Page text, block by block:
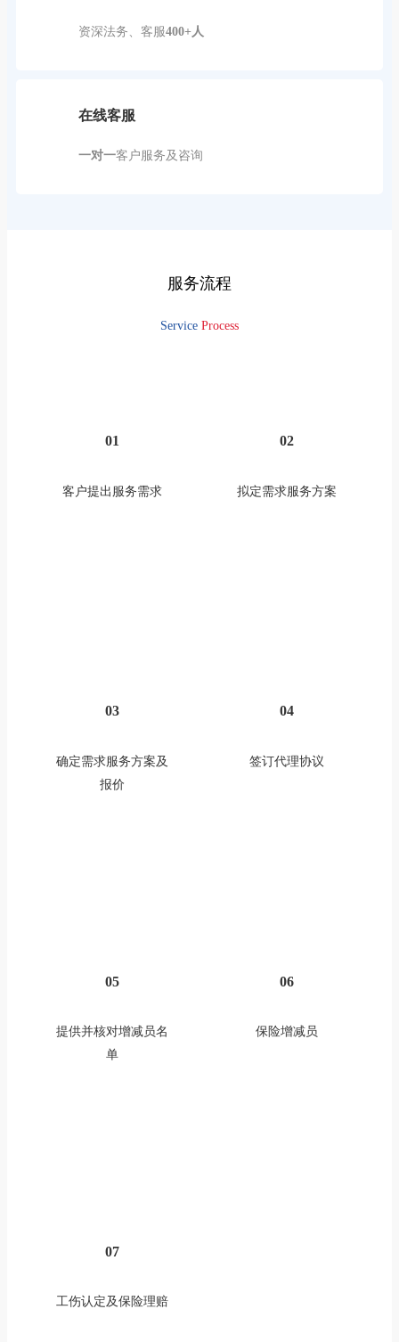
资深法务、客服400+人
在线客服
一对一客户服务及咨询
服务流程
Service Process
01
客户提出服务需求
02
拟定需求服务方案
03
确定需求服务方案及
报价
04
签订代理协议
05
提供并核对增减员名
单
06
保险增减员
07
工伤认定及保险理赔